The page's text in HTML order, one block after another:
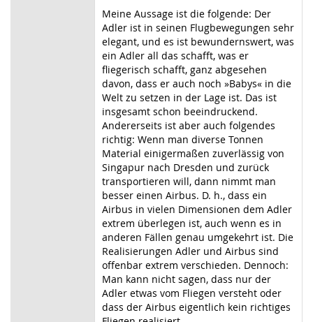
Meine Aussage ist die folgende: Der
Adler ist in seinen Flugbewegungen sehr
elegant, und es ist bewundernswert, was
ein Adler all das schafft, was er
fliegerisch schafft, ganz abgesehen
davon, dass er auch noch »Babys« in die
Welt zu setzen in der Lage ist. Das ist
insgesamt schon beeindruckend.
Andererseits ist aber auch folgendes
richtig: Wenn man diverse Tonnen
Material einigermaßen zuverlässig von
Singapur nach Dresden und zurück
transportieren will, dann nimmt man
besser einen Airbus. D. h., dass ein
Airbus in vielen Dimensionen dem Adler
extrem überlegen ist, auch wenn es in
anderen Fällen genau umgekehrt ist. Die
Realisierungen Adler und Airbus sind
offenbar extrem verschieden. Dennoch:
Man kann nicht sagen, dass nur der
Adler etwas vom Fliegen versteht oder
dass der Airbus eigentlich kein richtiges